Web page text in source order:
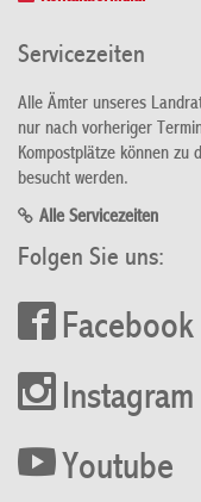
Servicezeiten
Alle Ämter unseres
nur nach vorheriger
Kompostplätze können zu
besucht werden.
Alle Servicezeiten
Folgen Sie uns:
Facebook
Instagram
Youtube